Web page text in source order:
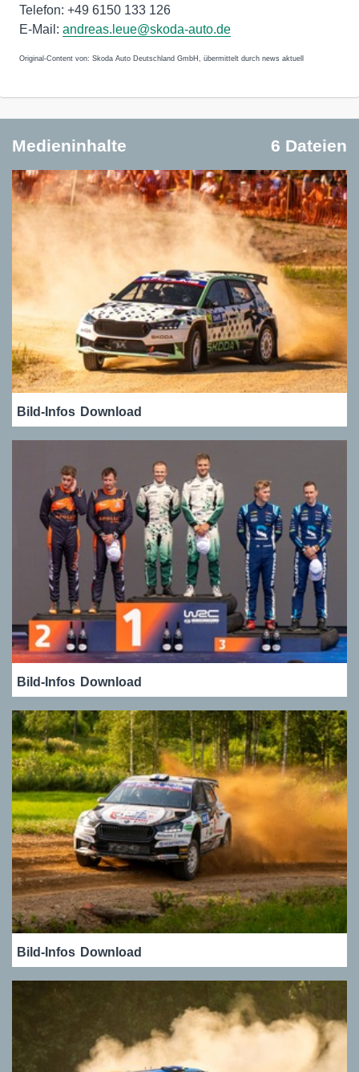
Telefon: +49 6150 133 126
E-Mail: andreas.leue@skoda-auto.de
Original-Content von: Skoda Auto Deutschland GmbH, übermittelt durch news aktuell
Medieninhalte 6 Dateien
Bild-Infos Download
Bild-Infos Download
Bild-Infos Download